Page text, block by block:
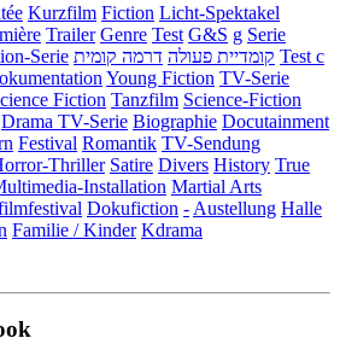
Kurzfilm Fiction Licht-Spektakel
Trailer Genre Test G&S g Serie
Serie קומדיית פעולה דרמה קומית
Test c
Young Fiction TV-Serie
Fiction Tanzfilm Science-Fiction
Drama TV-Serie Biographie Docutainment
Festival Romantik TV-Sendung
Thriller Satire Divers History True
Installation Martial Arts
Dokufiction - Austellung Halle
Familie / Kinder Kdrama